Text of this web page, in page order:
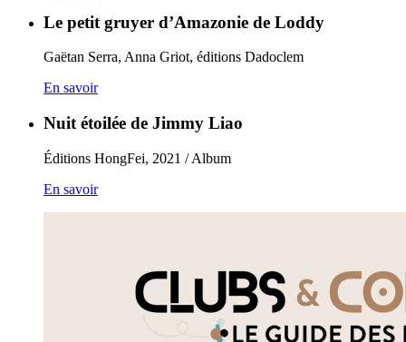
Le petit gruyer d’Amazonie de Loddy
Gaëtan Serra, Anna Griot, éditions Dadoclem
En savoir
Nuit étoilée de Jimmy Liao
Éditions HongFei, 2021 / Album
En savoir